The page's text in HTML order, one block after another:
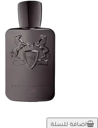
اضافة للسلة